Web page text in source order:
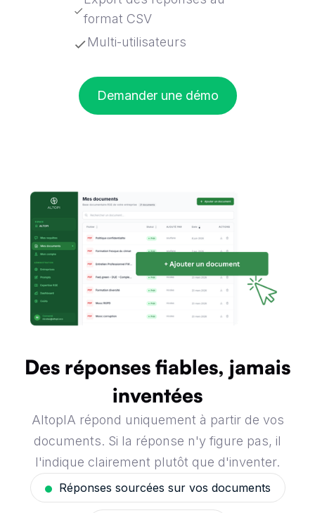
format CSV
Multi-utilisateurs
Demander une démo
Des réponses fiables, jamais
inventées
AltopIA répond uniquement à partir de vos
documents. Si la réponse n'y figure pas, il
l'indique clairement plutôt que d'inventer.
Réponses sourcées sur vos documents